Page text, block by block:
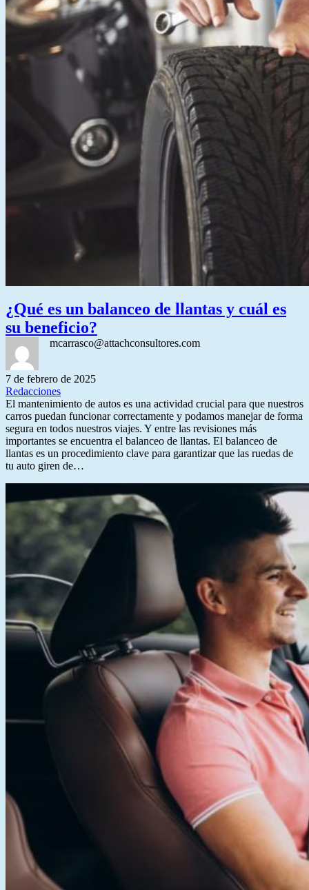
¿Qué es un balanceo de llantas y cuál es
su beneficio?
mcarrasco@attachconsultores.com
7 de febrero de 2025
Redacciones
El mantenimiento de autos es una actividad crucial para que nuestros
carros puedan funcionar correctamente y podamos manejar de forma
segura en todos nuestros viajes. Y entre las revisiones más
importantes se encuentra el balanceo de llantas. El balanceo de
llantas es un procedimiento clave para garantizar que las ruedas de
tu auto giren de…